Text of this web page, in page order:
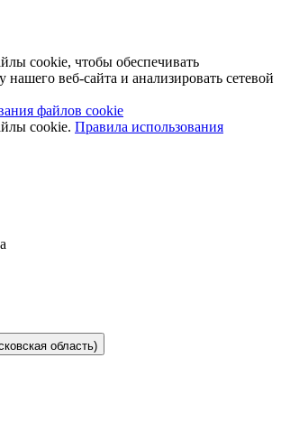
cookie, чтобы обеспечивать
нашего веб-сайта и анализировать сетевой
файлов cookie
cookie. Правила использования
область)